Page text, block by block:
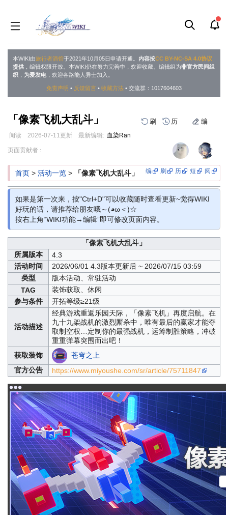
本WIKI由旅行者酒馆于2021年10月05日申请开通。 内容按CC BY-NC-SA 4.0协议
提供 ，编辑权限开放。本WIKI仍在努力完善中，欢迎收藏。编辑组为非官方民间组
织 ， 为爱发电，欢迎各路能人异士加入。
免责声明 • 反馈留言 • 收藏方法 • 交流群：1017604603
「像素飞机大乱斗」 刷 历 编
阅读 2026-07-11更新 最新编辑: 血染Ran
跳
导
跳
搜
页面贡献者 :
编 刷 历 短 阅
首页 > 活动一览 > 「像素飞机大乱斗」
如果是第一次来，按"Ctrl+D"可以收藏随时查看更新~觉得WIKI
好玩的话，请推荐给朋友哦～(◕ω＜)☆
按右上角“WIKI功能→编辑”即可修改页面内容。
「像素飞机大乱斗」
所属版本
4.3
活动时间
2026/06/01 4.3版本更新后 ~ 2026/07/15 03:59
类型
版本活动、常驻活动
TAG
装饰获取、休闲
参与条件
开拓等级≥21级
活动描述
经典游戏重返乐园天际，「像素飞机」再度启航。在
九十九架战机的激烈厮杀中，唯有最后的赢家才能夺
取制空权…定制你的最强战机，运筹制胜策略，冲破
重重弹幕突围而出吧！
获取装饰
苍穹之上
官方公告
https://www.miyoushe.com/sr/article/75711847